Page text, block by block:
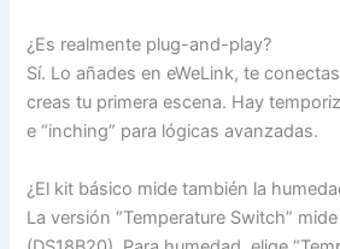
¿Es realmente plug-and-play?
Sí. Lo añades en eWeLink, te
creas tu primera escena. Hay
e “inching” para lógicas avanzadas.
¿El kit básico mide también la
La versión “Temperature Switch”